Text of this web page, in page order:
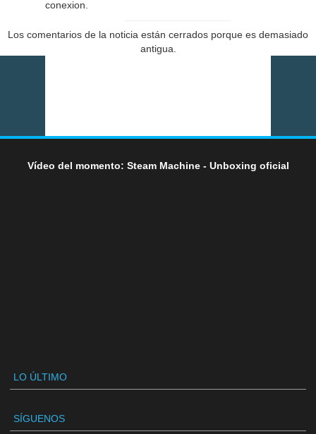
conexion.
Los comentarios de la noticia están cerrados porque es demasiado
antigua.
Vídeo del momento: Steam Machine - Unboxing oficial
LO ÚLTIMO
SÍGUENOS